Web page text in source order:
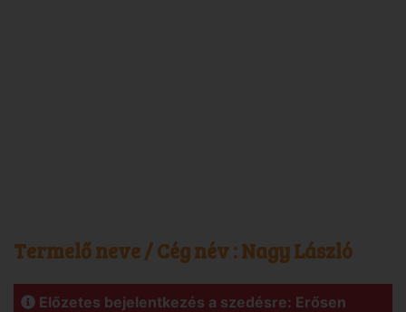
Termelő neve / Cég név : Nagy László
Előzetes bejelentkezés a szedésre: Erősen